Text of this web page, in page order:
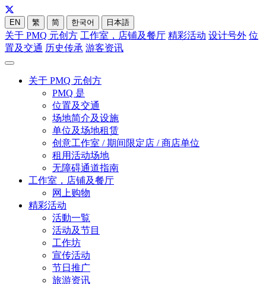
EN 繁 简 한국어 日本語
关于 PMQ 元创方 工作室，店铺及餐厅 精彩活动 设计号外 位
置及交通 历史传承 游客资讯
关于 PMQ 元创方
PMQ 是
位置及交通
场地简介及设施
单位及场地租赁
创意工作室 / 期间限定店 / 商店单位
租用活动场地
无障碍通道指南
工作室，店铺及餐厅
网上购物
精彩活动
活動一覧
活动及节目
工作坊
宣传活动
节日推广
旅游资讯